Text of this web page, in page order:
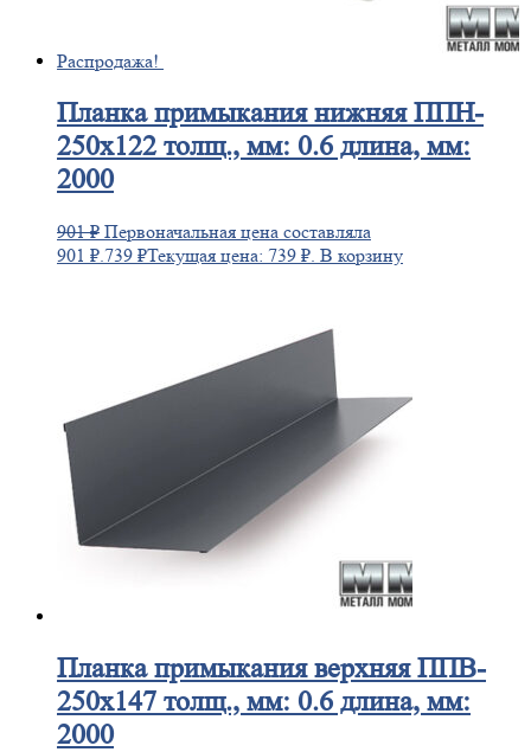
Распродажа!
Планкапримыкания нижняя ППН-
250х122 толщ., мм: 0.6 длина, мм:
2000
901₽ Первоначальная цена составляла
901 ₽. 739 ₽Текущая цена: 739 ₽. В корзину
Планкапримыкания верхняя ППВ-
250х147 толщ., мм: 0.6 длина, мм:
2000